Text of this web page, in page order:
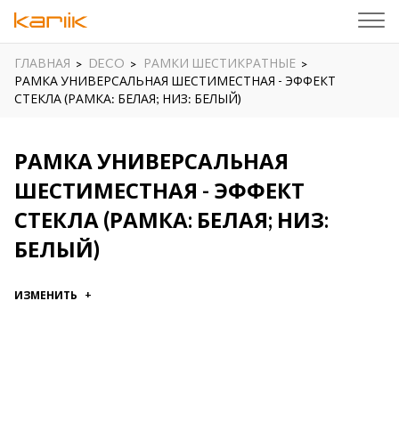
ГЛАВНАЯ DECO
РАМКИ ШЕСТИКРАТНЫЕ
РАМКА УНИВЕРСАЛЬНАЯ ШЕСТИМЕСТНАЯ - ЭФФЕКТ
СТЕКЛА (РАМКА: БЕЛАЯ; НИЗ: БЕЛЫЙ)
РАМКА УНИВЕРСАЛЬНАЯ
ШЕСТИМЕСТНАЯ - ЭФФЕКТ
СТЕКЛА (РАМКА: БЕЛАЯ; НИЗ:
БЕЛЫЙ)
ИЗМЕНИТЬ